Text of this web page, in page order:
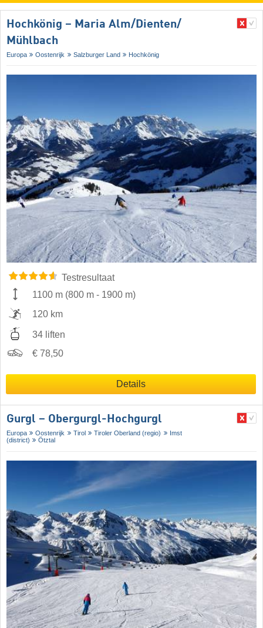
Hochkönig – Maria Alm/​Dienten/​
Mühlbach
Europa Oostenrijk Salzburger Land Hochkönig
Testresultaat
1100 m (800 m - 1900 m)
120 km
34 liften
€ 78,50
Details
Gurgl – Obergurgl-Hochgurgl
Europa Oostenrijk Tirol Tiroler Oberland (regio)
Imst
(district)
Ötztal